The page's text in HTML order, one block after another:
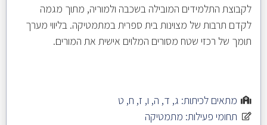
לקבוצת התלמידים המובילה בשכבה ולמוריה, מתוך מגמה
לקדם תרבות של מצוינות בית ספרית במתמטיקה. בליווי מערך
תומך של רכזי שטח מסורים המלוים אישית את המורים.
מתאים לכיתות: ג, ד, ה, ו, ז, ח, ט
תחומי פעילות: מתמטיקה